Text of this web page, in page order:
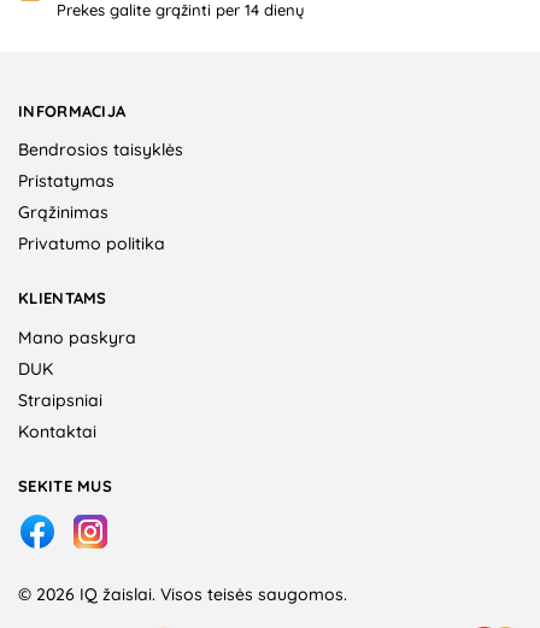
Prekes galite grąžinti per 14 dienų
INFORMACIJA
Bendrosios taisyklės
Pristatymas
Grąžinimas
Privatumo politika
KLIENTAMS
Mano paskyra
DUK
Straipsniai
Kontaktai
SEKITE MUS
© 2026 IQ žaislai. Visos teisės saugomos.